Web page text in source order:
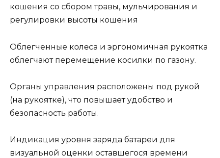
кошения со сбором травы, мульчирования и
регулировки высоты кошения
Облегченные колеса и эргономичная рукоятка
облегчают перемещение косилки по газону.
Органы управления расположены под рукой
(на рукоятке), что повышает удобство и
безопасность работы.
Индикация уровня заряда батареи для
визуальной оценки оставшегося времени